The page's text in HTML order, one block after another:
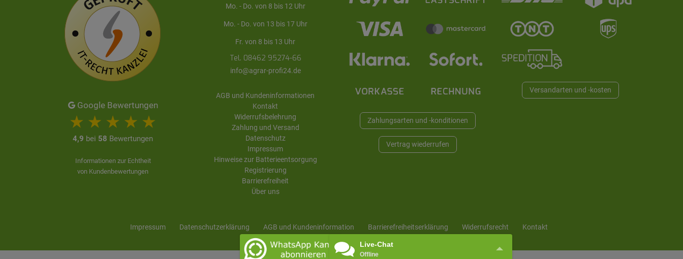
Zahlungsarten und -konditionen
Vertrag wiederrufen
Versandarten und -kosten
Google Bewertungen
4,9 bei 58 Bewertungen
Informationen zur Echtheit
von Kundenbewertungen
Mo. - Do. von 8 bis 12 Uhr
Mo. - Do. von 13 bis 17 Uhr
Fr. von 8 bis 13 Uhr
Tel. 08462 95274-66
info@agrar-profi24.de
AGB und Kundeninformationen
Kontakt
Widerrufsbelehrung
Zahlung und Versand
Datenschutz
Impressum
Hinweise zur Batterieentsorgung
Registrierung
Barrierefreiheit
Über uns
Impressum Daten­schutz­erklärung AGB und Kunden­information Barrierefreiheitserklärung Widerrufs­recht Kontakt
Live-Chat
Offline